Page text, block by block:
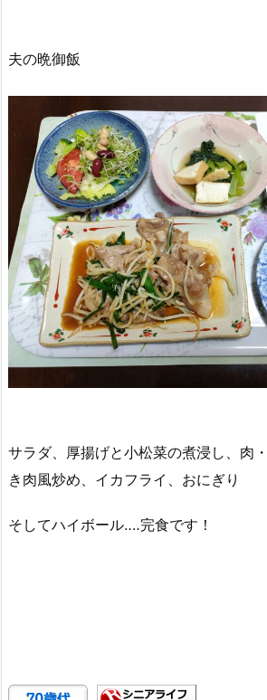
夫の晩御飯
サラダ、厚揚げと小松菜の煮浸し、肉
き肉風炒め、イカフライ、おにぎり
そしてハイボール‥‥完食です！